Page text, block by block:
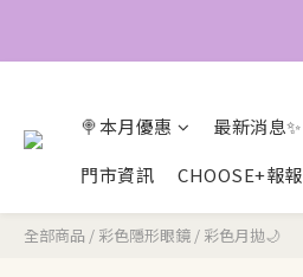
🍭本月優惠 最新消息✨
門市資訊
CHOOSE+報報
全部商品 / 彩色隱形眼鏡 / 彩色月拋🌙